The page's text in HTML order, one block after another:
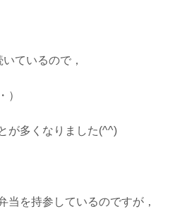
ているので，
）
が多くなりました(^^)
当を持参しているのですが，